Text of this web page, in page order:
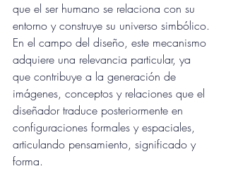
que el ser humano se relaciona con su
entorno y construye su universo simbólico.
En el campo del diseño, este mecanismo
adquiere una relevancia particular, ya
que contribuye a la generación de
imágenes, conceptos y relaciones que el
diseñador traduce posteriormente en
configuraciones formales y espaciales,
articulando pensamiento, significado y
forma.